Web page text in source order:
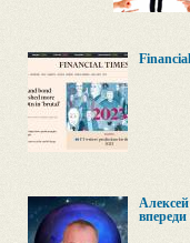
впереди